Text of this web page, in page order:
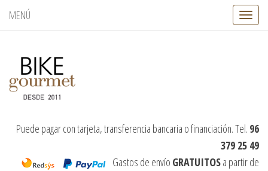
MENÚ
C
a
e
g
a
Puede pagar con tarjeta, transferencia bancaria o financiación. Tel. 96
379 25 49
Gastos de envío GRATUITOSa partir de